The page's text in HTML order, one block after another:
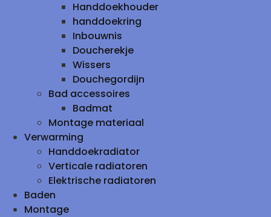
Handdoekhouder
handdoekring
Inbouwnis
Doucherekje
Wissers
Douchegordijn
Bad accessoires
Badmat
Montage materiaal
Verwarming
Handdoekradiator
Verticale radiatoren
Elektrische radiatoren
Baden
Montage